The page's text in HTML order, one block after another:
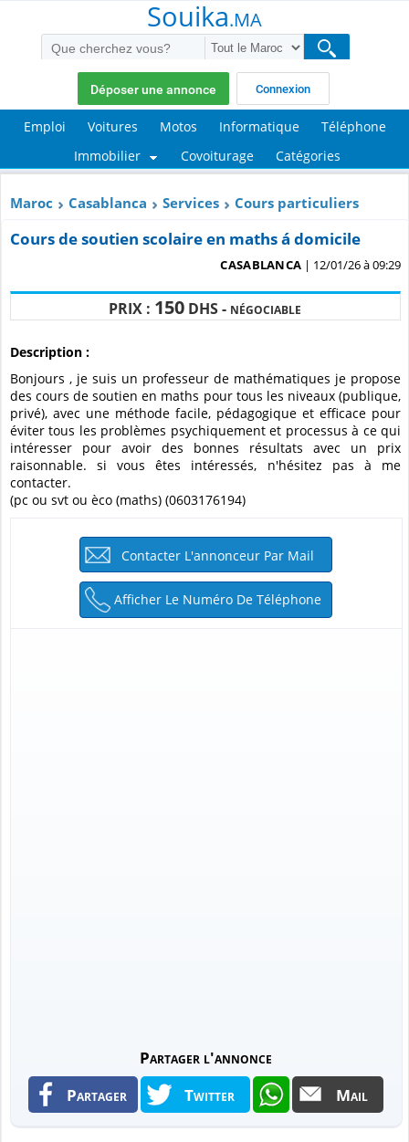
Souika.MA
Déposer une annonce Connexion
Emploi Voitures Motos Informatique
Téléphone
Immobilier
Covoiturage Catégories
Maroc Casablanca Services Cours particuliers
Cours de soutien scolaire en maths á domicile
CASABLANCA | 12/01/26 à 09:29
PRIX : 150 DHS - NÉGOCIABLE
Description :
Bonjours , je suis un professeur de mathématiques je propose
des cours de soutien en maths pour tous les niveaux (publique,
privé), avec une méthode facile, pédagogique et efficace pour
éviter tous les problèmes psychiquement et processus à ce qui
intéresser pour avoir des bonnes résultats avec un prix
raisonnable. si vous êtes intéressés, n'hésitez pas à me
contacter.
(pc ou svt ou èco (maths) (0603176194)
Contacter L'annonceur Par Mail
Partager l'annonce
Partager Twitter Mail